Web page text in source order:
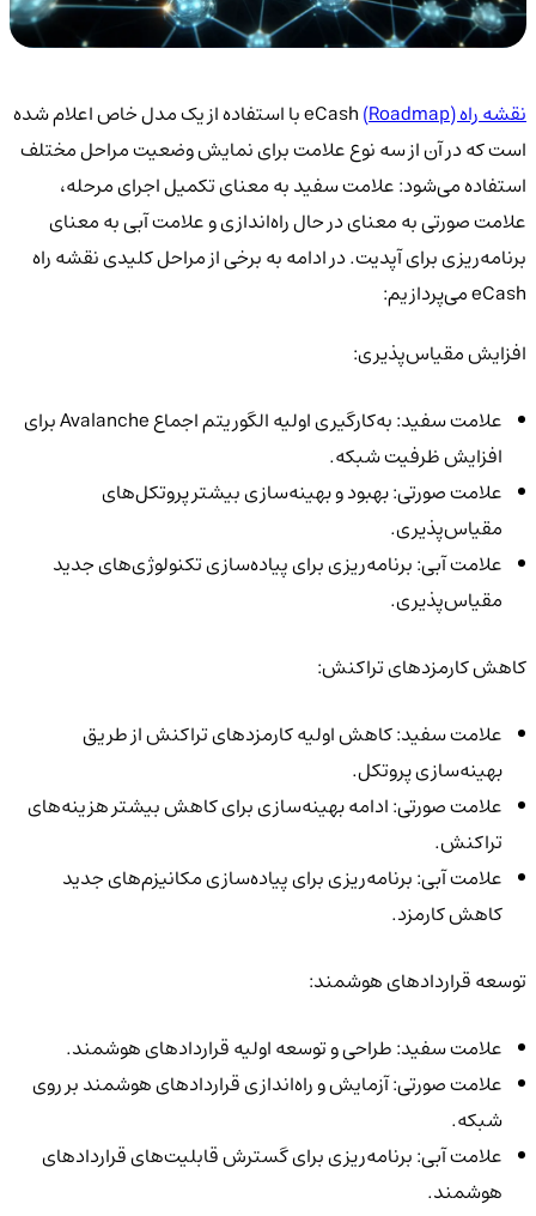
نقشه راه (Roadmap)
eCash با استفاده از یک مدل خاص اعلام شده
است که در آن از سه نوع علامت برای نمایش وضعیت مراحل مختلف
استفاده می‌شود: علامت سفید به معنای تکمیل اجرای مرحله،
علامت صورتی به معنای در حال راه‌اندازی و علامت آبی به معنای
برنامه‌ریزی برای آپدیت. در ادامه به برخی از مراحل کلیدی نقشه راه
eCash می‌پردازیم:
افزایش مقیاس‌پذیری:
علامت سفید: به‌کارگیری اولیه الگوریتم اجماع Avalanche برای
افزایش ظرفیت شبکه.
علامت صورتی: بهبود و بهینه‌سازی بیشتر پروتکل‌های
مقیاس‌پذیری.
علامت آبی: برنامه‌ریزی برای پیاده‌سازی تکنولوژی‌های جدید
مقیاس‌پذیری.
کاهش کارمزدهای تراکنش:
علامت سفید: کاهش اولیه کارمزدهای تراکنش از طریق
بهینه‌سازی پروتکل.
علامت صورتی: ادامه بهینه‌سازی برای کاهش بیشتر هزینه‌های
تراکنش.
علامت آبی: برنامه‌ریزی برای پیاده‌سازی مکانیزم‌های جدید
کاهش کارمزد.
توسعه قراردادهای هوشمند:
علامت سفید: طراحی و توسعه اولیه قراردادهای هوشمند.
علامت صورتی: آزمایش و راه‌اندازی قراردادهای هوشمند بر روی
شبکه.
علامت آبی: برنامه‌ریزی برای گسترش قابلیت‌های قراردادهای
هوشمند.